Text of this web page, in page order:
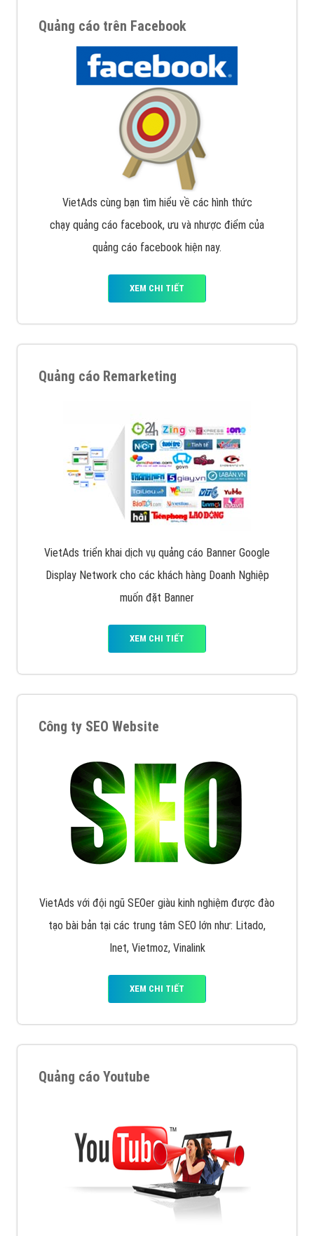
Quảng cáo trên Facebook
VietAds cùng bạn tìm hiểu về các hình thức
chạy quảng cáo facebook, ưu và nhược điểm của
quảng cáo facebook hiện nay.
XEM CHI TIẾT
Quảng cáo Remarketing
VietAds triển khai dịch vụ quảng cáo Banner Google
Display Network cho các khách hàng Doanh Nghiệp
muốn đặt Banner
XEM CHI TIẾT
Công ty SEO Website
VietAds với đội ngũ SEOer giàu kinh nghiệm được đào
tạo bài bản tại các trung tâm SEO lớn như: Litado,
Inet, Vietmoz, Vinalink
XEM CHI TIẾT
Quảng cáo Youtube